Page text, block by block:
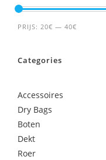
PRIJS: 20€ — 40€
Categories
Accessoires
Dry Bags
Boten
Dekt
Roer